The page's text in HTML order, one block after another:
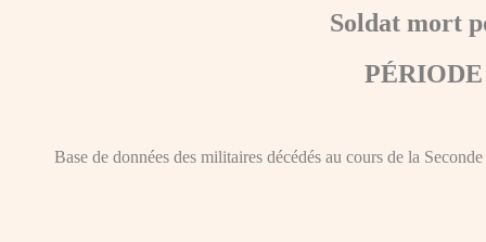
Soldat mort
Base de données des militaires décédés au cours de la